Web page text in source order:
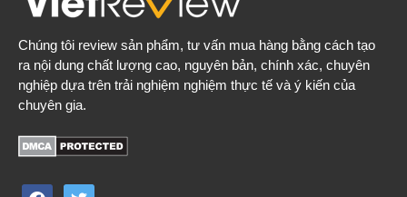
Chúng tôi review sản phẩm, tư vấn mua hàng bằng cách tạo
ra nội dung chất lượng cao, nguyên bản, chính xác, chuyên
nghiệp dựa trên trải nghiệm nghiệm thực tế và ý kiến của
chuyên gia.
facebooktwitter